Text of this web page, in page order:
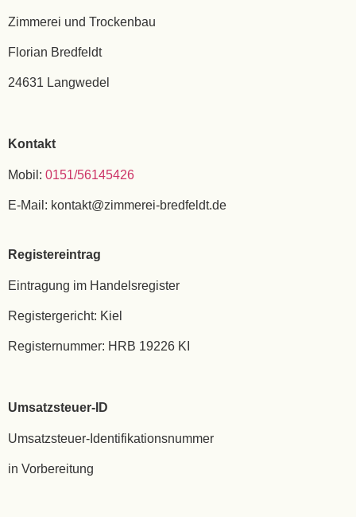
Zimmerei und Trockenbau
Florian Bredfeldt
24631 Langwedel
Kontakt
Mobil: 0151/56145426
E-Mail: kontakt@zimmerei-bredfeldt.de
Registereintrag
Eintragung im Handelsregister
Registergericht: Kiel
Registernummer: HRB 19226 KI
Umsatzsteuer-ID
Umsatzsteuer-Identifikationsnummer
in Vorbereitung